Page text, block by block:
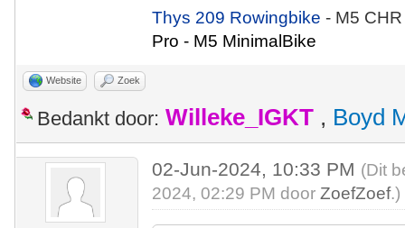
Thys 209 Rowingbike- M5
Pro - M5 MinimalBike
Website Zoek
Bedankt door: Willeke_IGKT , Boyd
02-Jun-2024, 10:33 PM (Dit
2024, 02:29 PM doorZoefZoef.)